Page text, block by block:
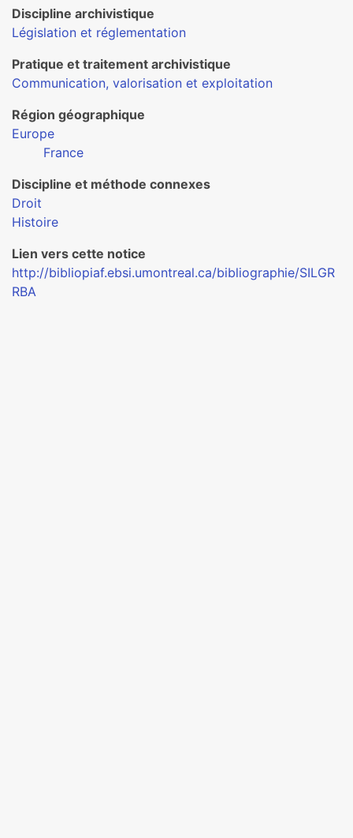
Discipline archivistique
Législation et réglementation
Pratique et traitement archivistique
Communication, valorisation et exploitation
Région géographique
Europe
France
Discipline et méthode connexes
Droit
Histoire
Lien vers cette notice
http://bibliopiaf.ebsi.umontreal.ca/bibliographie/SILGR
RBA